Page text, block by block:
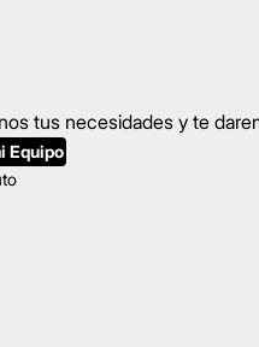
tus necesidades y te
Equipo